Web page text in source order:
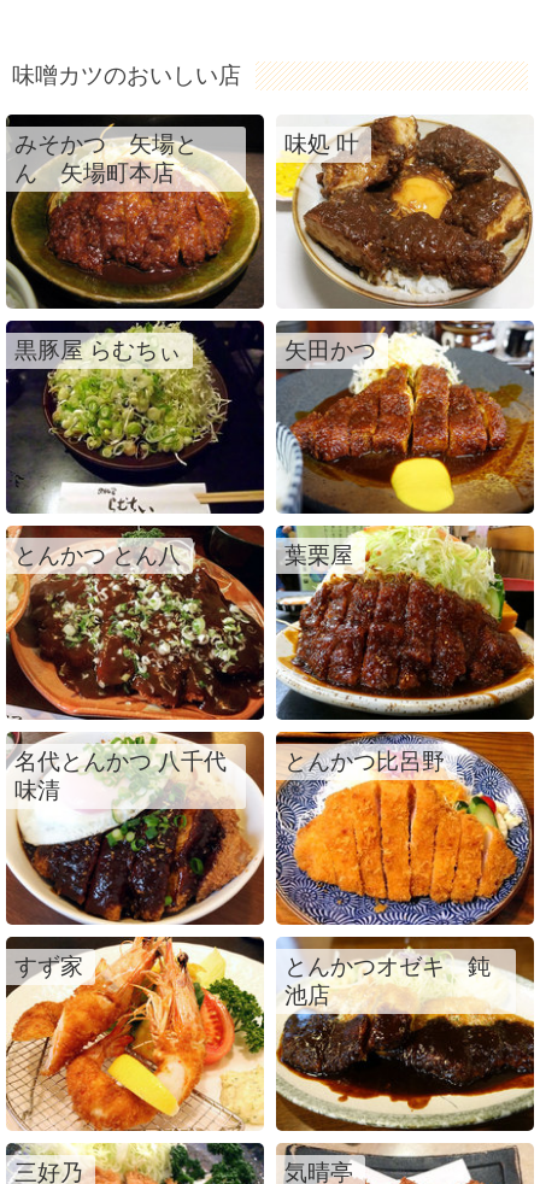
味噌カツのおいしい店
みそかつ 矢場と
ん 矢場町本店
味処 叶
黒豚屋 らむちぃ 矢田かつ
とんかつ とん八 葉栗屋
名代とんかつ 八千代
味清
とんかつ比呂野
すず家
とんかつオゼキ 鈍
池店
三好乃 気晴亭